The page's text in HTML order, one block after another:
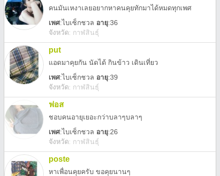
คนมันเหงาเลยอยากหาคนคุยทักมาได้หมดทุกเพศ
เพศ:ไบเซ็กชวล อายุ:36
จังหวัด: กาฬสินธุ์
put
แอดมาคุยกัน นัดได้ กินข้าว เดินเที่ยว
เพศ:ไบเซ็กชวล อายุ:39
จังหวัด: กาฬสินธุ์
ฟอส
ชอบคนอายุเยอะกว่าบลาๆบลาๆ
เพศ:ไบเซ็กชวล อายุ:26
จังหวัด: กาฬสินธุ์
poste
หาเพื่อนคุยครับ ขอคุยนานๆ